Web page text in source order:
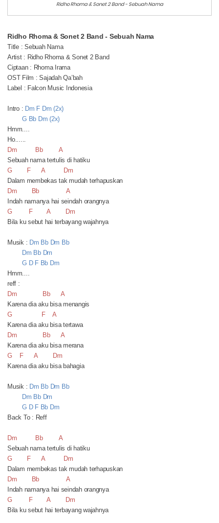
Ridho Rhoma & Sonet 2 Band - Sebuah Nama
Ridho Rhoma & Sonet 2 Band - Sebuah Nama
Title : Sebuah Nama
Artist : Ridho Rhoma & Sonet 2 Band
Ciptaan : Rhoma Irama
OST Film : Sajadah Qa’bah
Label : Falcon Music Indonesia
Intro : Dm F Dm (2x)
G Bb Dm (2x)
Hmm....
Ho......
Dm
Bb
A
Sebuah nama tertulis di hatiku
G
F A
Dm
Dalam membekas tak mudah terhapuskan
Dm
Bb
A
Indah namanya hai seindah orangnya
G
F A
Dm
Bila ku sebut hai terbayang wajahnya
Musik : Dm Bb Dm Bb
Dm Bb Dm
G D F Bb Dm
Hmm....
reff :
Dm
Bb
A
Karena dia aku bisa menangis
G
F
A
Karena dia aku bisa tertawa
Dm
Bb
A
Karena dia aku bisa merana
G
F A
Dm
Karena dia aku bisa bahagia
Musik : Dm Bb Dm Bb
Dm Bb Dm
G D F Bb Dm
Back To : Reff
Dm Bb
A
Sebuah nama tertulis di hatiku
G
F A
Dm
Dalam membekas tak mudah terhapuskan
Dm
Bb
A
Indah namanya hai seindah orangnya
G
F A
Dm
Bila ku sebut hai terbayang wajahnya